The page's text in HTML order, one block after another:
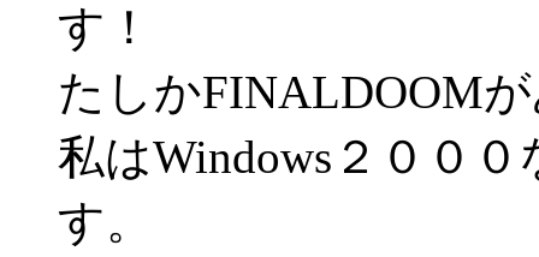
す！
たしかFINALDOOM
私はWindows２００
す。